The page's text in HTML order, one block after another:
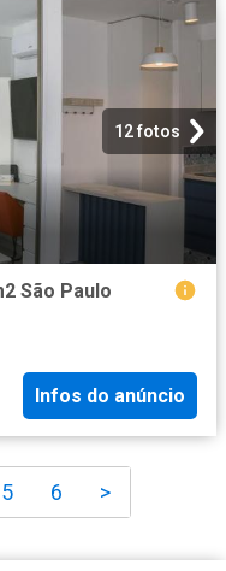
12 fotos
São Paulo
Infos do anúncio
5 6 >